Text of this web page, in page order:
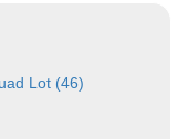
Lot (46)